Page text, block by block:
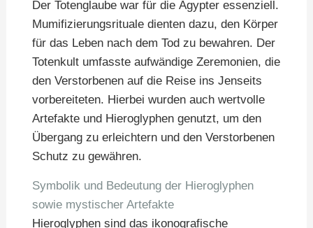
Der Totenglaube war für die Ägypter essenziell.
Mumifizierungsrituale dienten dazu, den Körper
für das Leben nach dem Tod zu bewahren. Der
Totenkult umfasste aufwändige Zeremonien, die
den Verstorbenen auf die Reise ins Jenseits
vorbereiteten. Hierbei wurden auch wertvolle
Artefakte und Hieroglyphen genutzt, um den
Übergang zu erleichtern und den Verstorbenen
Schutz zu gewähren.
Symbolik und Bedeutung der Hieroglyphen
sowie mystischer Artefakte
Hieroglyphen sind das ikonografische